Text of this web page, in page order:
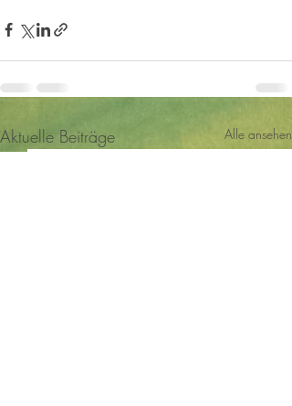
Aktuelle Beiträge Alle ansehen